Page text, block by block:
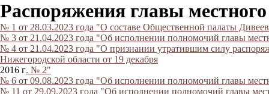
Распоряжения главы
№ 1 от 28.03.2023 года "О составе Общественной палаты
№ 3 от 21.04.2023 года "Об исполнении полномочий главы
№ 4 от 21.04.2023 года "О признании утратившим силу
Нижегородской области от 19 декабря
2016 г. № 2"
№ 6 от 09.08.2023 года "Об исполнении полномочий главы
№ 11 от 29.09.2023 года "Об исполнении полномочий главы